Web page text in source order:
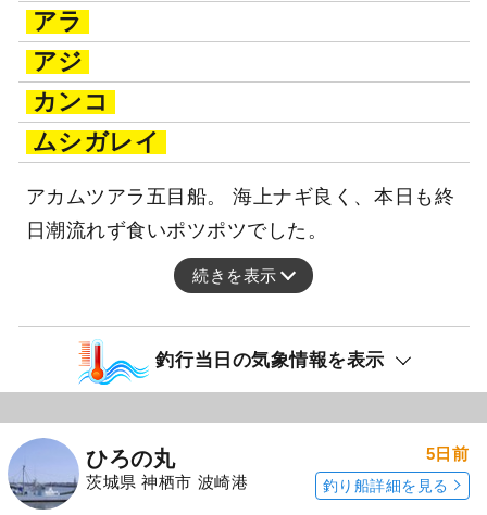
アラ
アジ
カンコ
ムシガレイ
アカムツアラ五目船。 海上ナギ良く、本日も終
日潮流れず食いポツポツでした。
続きを表示
釣行当日の気象情報を表示
ひろの丸
茨城県 神栖市 波崎港
5日前
釣り船詳細を見る